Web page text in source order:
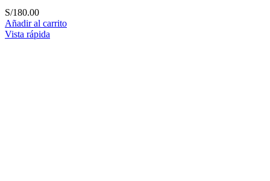
S/180.00
Añadir al carrito
Vista rápida